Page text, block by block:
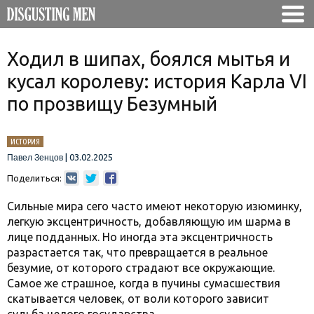
Ходил в шипах, боялся мытья и
кусал королеву: история Карла VI
по прозвищу Безумный
ИСТОРИЯ
Павел Зенцов
03.02.2025
Поделиться:
Сильные мира сего часто имеют некоторую изюминку,
легкую эксцентричность, добавляющую им шарма в
лице подданных. Но иногда эта эксцентричность
разрастается так, что превращается в реальное
безумие, от которого страдают все окружающие.
Самое же страшное, когда в пучины сумасшествия
скатывается человек, от воли которого зависит